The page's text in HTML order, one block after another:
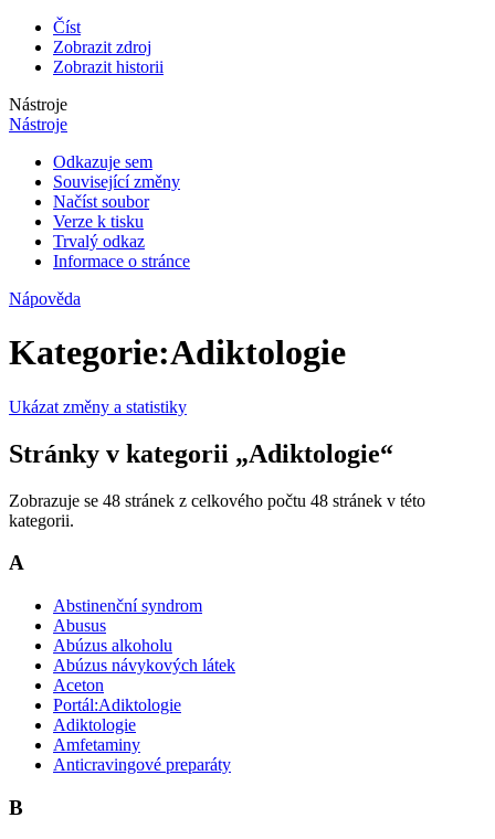
Číst
Zobrazit zdroj
Zobrazit historii
Nástroje
Nástroje
Odkazuje sem
Související změny
Načíst soubor
Verze k tisku
Trvalý odkaz
Informace o stránce
Nápověda
Kategorie:Adiktologie
Ukázat změny a statistiky
Stránky v kategorii „Adiktologie“
Zobrazuje se 48 stránek z celkového počtu 48 stránek v této
kategorii.
A
Abstinenční syndrom
Abusus
Abúzus alkoholu
Abúzus návykových látek
Aceton
Portál:Adiktologie
Adiktologie
Amfetaminy
Anticravingové preparáty
B